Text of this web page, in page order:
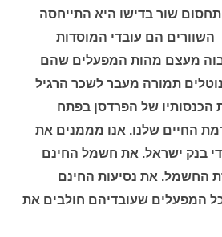
שור בדישו היא התייחסה
השוורים הם עובדי המוסדות
מעצם מהות המפעלים שהם
תמורה מעבר לשכר הרגיל
הכנסותיו של הפרדסן בפתח
החיים שלנו. אנו מממנים את
בנק ישראל. את חשמל החינם
החשמל. את נסיעות החינם
המפעלים שעובדיהם חולבים את